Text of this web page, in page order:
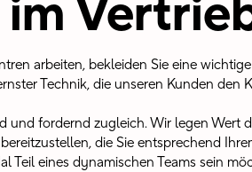
arbeiten, bekleiden Sie eine
Technik, die unseren Kunden den
und fordernd zugleich. Wir legen Wert
die Sie entsprechend
Teil eines dynamischen Teams sein